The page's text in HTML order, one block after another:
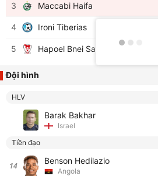
3 Maccabi Haifa
4 Ironi Tiberias
5 Hapoel Bnei Sakhnin FC
Đội hình
HLV
Barak Bakhar
Israel
Tiền đạo
14 Benson Hedilazio
Angola